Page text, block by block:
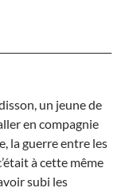
un jeune de
en compagnie
la guerre entre les
à cette même
subi les